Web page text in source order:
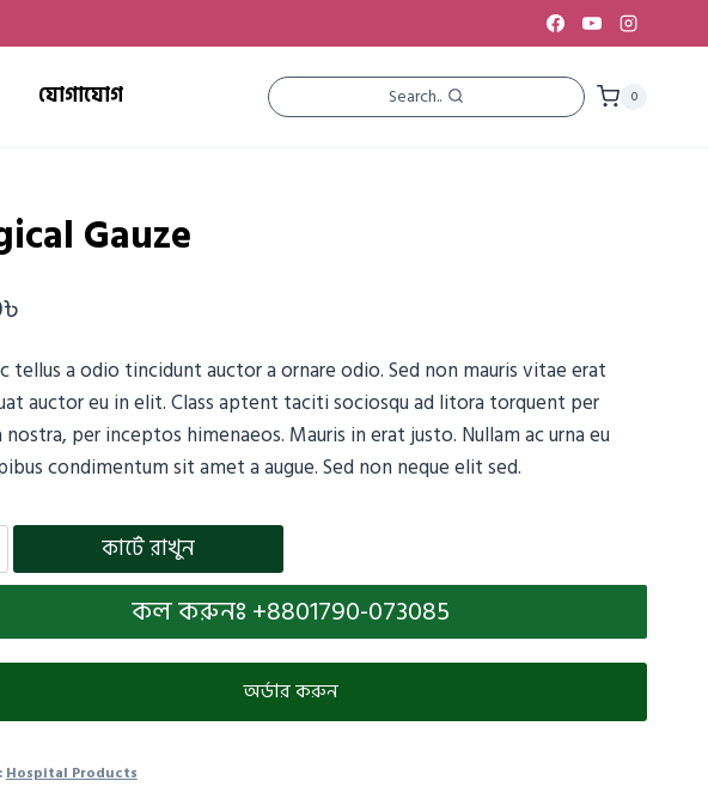
যোগাযোগ Search.. 0
Gauze
৳
tellus a odio tincidunt auctor a ornare odio. Sed non mauris vitae erat
auctor eu in elit. Class aptent taciti sociosqu ad litora torquent per
per inceptos himenaeos. Mauris in erat justo. Nullam ac urna eu
condimentum sit amet a augue. Sed non neque elit sed.
কার্টে রাখুন
কল করুনঃ +8801790-073085
অর্ডার করুন
Hospital Products